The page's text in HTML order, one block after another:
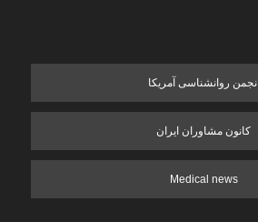
انجمن روانشناسی آمریکا
کانون مشاوران ایران
Medical news